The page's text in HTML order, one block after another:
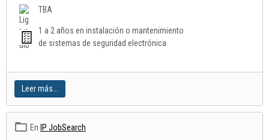
TBA
1 a 2 años en instalación o mantenimiento
de sistemas de seguridad electrónica
Leer más...
En IP JobSearch